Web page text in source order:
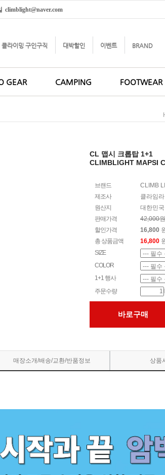
climblight@naver.com
클라이밍 구인구직 대박할인 이벤트 BRAND
GEAR CAMPING FOOTWEAR
CL 맵시 크롭탑 1+1
CLIMBLIGHT MAPSI
브랜드
CLIMB
제조사
클라임
원산지
대한민국
판매가격
42,000원
할인가격
16,800
총 상품금액
16,800
SIZE
COLOR
1+1 행사
주문수량
바로구매
매장소개/배송/교환/반품정보 상품